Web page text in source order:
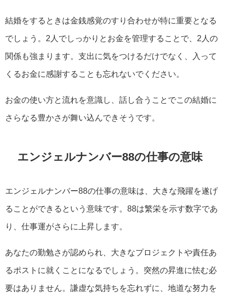
結婚をするときは金銭感覚のすり合わせが特に重要となる
でしょう。2人でしっかりとお金を管理することで、2人の
関係も強まります。支出に気をつけるだけでなく、入って
くるお金に感謝することも忘れないでください。
お金の使い方と流れを意識し、話し合うことでこの結婚に
さらなる豊かさが舞い込んできそうです。
エンジェルナンバー88の仕事の意味
エンジェルナンバー88の仕事の意味は、大きな飛躍を遂げ
ることができるという意味です。88は繁栄を示す数字であ
り、仕事運がさらに上昇します。
あなたの勤勉さが認められ、大きなプロジェクトや責任あ
るポストに就くことになるでしょう。突然の昇進に怯む必
要はありません。謙虚な気持ちを忘れずに、地道な努力を